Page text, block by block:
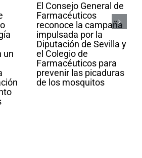
un
El Consejo General de
Farmacéuticos
reconoce la campaña
impulsada por la
Diputación de Sevilla y
el Colegio de
Farmacéuticos para
prevenir las picaduras
de los mosquitos